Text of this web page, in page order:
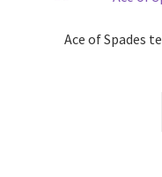
Ace of Spades